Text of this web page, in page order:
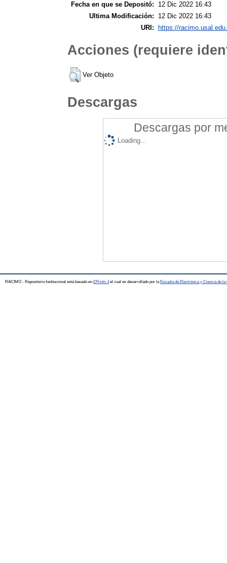
Fecha en que se Depositó:
12 Dic 2022 16:43
Ultima Modificación:
12 Dic 2022 16:43
URI:
https://
Acciones (requiere
Ver Objeto
Descargas
Descargas por
Loading...
RACIMO - Repositorio Institucional está basado en EPrints 3el cual es desarrollado por la Escuela de Electrónica y Ciencia de la